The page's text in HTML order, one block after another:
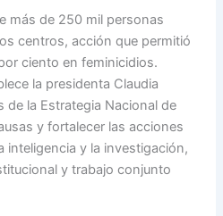
más de 250 mil personas
centros, acción que permitió
ciento en feminicidios.
la presidenta Claudia
de la Estrategia Nacional de
y fortalecer las acciones
inteligencia y la investigación,
y trabajo conjunto